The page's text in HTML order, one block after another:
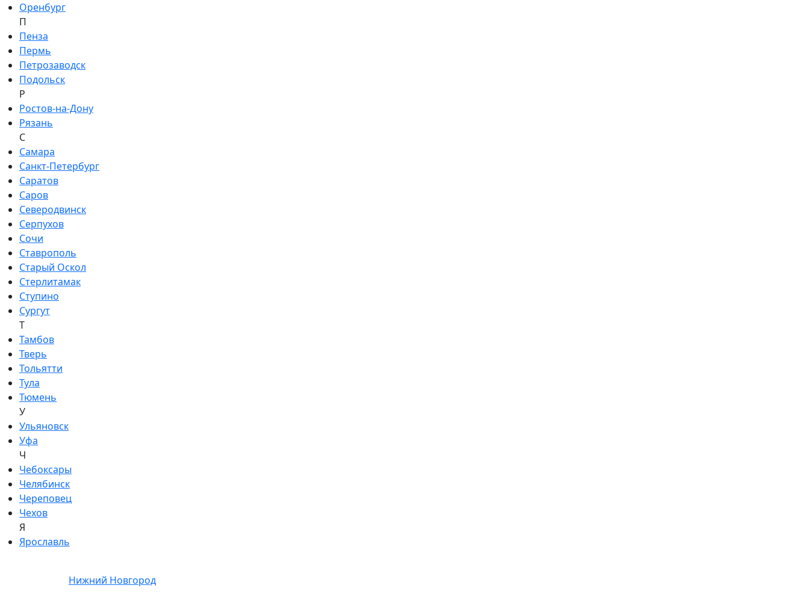
Оренбург
П
Пенза
Пермь
Петрозаводск
Подольск
Р
Ростов-на-Дону
Рязань
С
Самара
Санкт-Петербург
Саратов
Саров
Северодвинск
Серпухов
Сочи
Ставрополь
Старый Оскол
Стерлитамак
Ступино
Сургут
Т
Тамбов
Тверь
Тольятти
Тула
Тюмень
У
Ульяновск
Уфа
Ч
Чебоксары
Челябинск
Череповец
Чехов
Я
Ярославль
Нижний Новгород